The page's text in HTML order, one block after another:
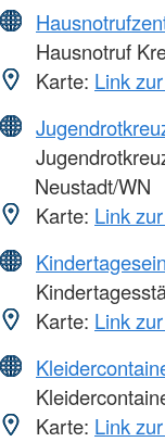
Hausnotruf
Karte: Link
Neustadt/WN
Karte: Link
Karte: Link
Karte: Link